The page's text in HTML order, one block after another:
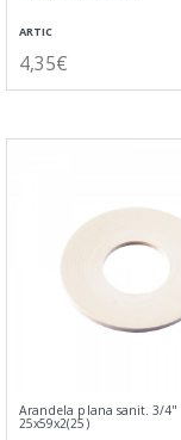
ARTIC
4,35€
Arandela plana sanit. 3/4"
25x59x2(25)